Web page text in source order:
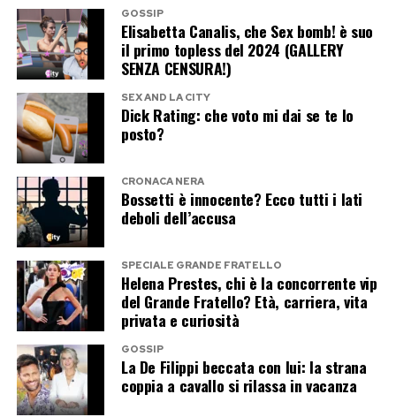
Il sindaco di Bologna Matteo Lepore ha scritto
che «piange Bologna e piange tutta l’Italia»,
annunciando il cordoglio della città che più di
ogni altra ha identificato Guccini con la propria
storia. Anche il Comune di Modena proclamerà il
lutto cittadino nel giorno dei funerali.
Per un giorno, almeno, si sono fermate
appartenenze politiche, differenze artistiche e
rivalità generazionali. È rimasto soltanto il
saluto corale a un autore che, con le sue
canzoni, ha raccontato come pochi altri l’Italia, le
sue contraddizioni, le sue speranze e le sue
malinconie. Per questo, nei messaggi pubblicati
in queste ore, c’è una parola che ritorna più di
tutte:Maestro.
GOSSIP
Elisabetta Canalis, che Sex bomb! è suo
il primo topless del 2024 (GALLERY
SENZA CENSURA!)
SEX AND LA CITY
Dick Rating: che voto mi dai se te lo
posto?
CRONACA NERA
Bossetti è innocente? Ecco tutti i lati
deboli dell’accusa
SPECIALE GRANDE FRATELLO
Helena Prestes, chi è la concorrente vip
del Grande Fratello? Età, carriera, vita
privata e curiosità
GOSSIP
La De Filippi beccata con lui: la strana
coppia a cavallo si rilassa in vacanza